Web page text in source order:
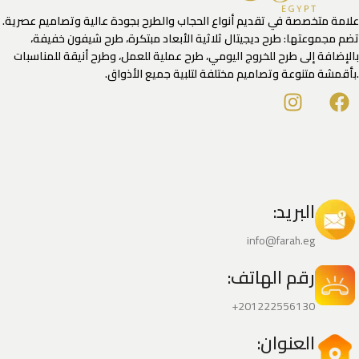
علامة متخصصة في تقديم أنواع الحجاب والطرح بجودة عالية وتصاميم عصرية.
تضم مجموعتها: طرح ديجيتال ثلاثية الأبعاد مبتكرة، طرح شيفون خفيفة،
بالإضافة إلى طرح للخروج اليومي، طرح عملية للعمل، وطرح أنيقة للمناسبات
.بأقمشة متنوعة وتصاميم مختلفة لتلبية جميع الأذواق.
البريد:
info@farah.eg
رقم الهاتف:
201222556130+
العنوان: